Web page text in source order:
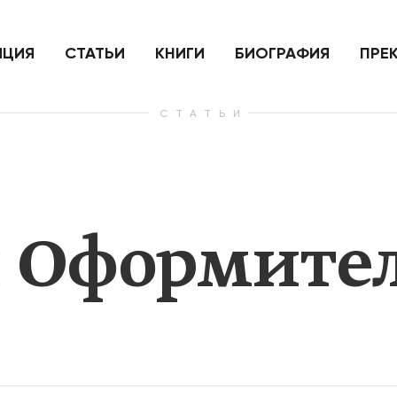
нанесенный по самим себе
СТАТЬИ КНИГИ БИОГРАФИЯ
СТАТЬИ